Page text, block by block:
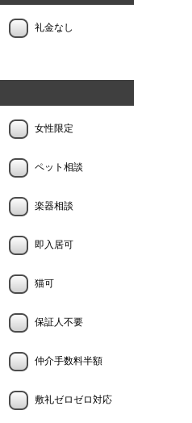
礼金なし
女性限定
ペット相談
楽器相談
即入居可
猫可
保証人不要
仲介手数料半額
敷礼ゼロゼロ対応